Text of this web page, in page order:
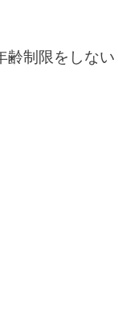
齢制限をしない